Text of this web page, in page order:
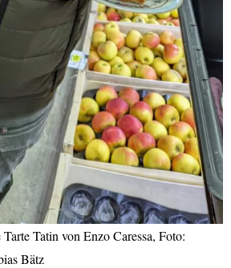
Tatin von Enzo Caressa, Foto:
Bätz